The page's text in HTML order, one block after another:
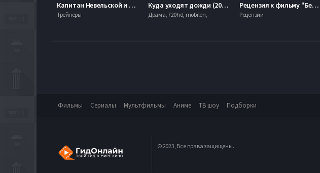
Капитан Невельской и земли Черного дракона (2026)
Трейлеры
Куда уходят дожди (2016)
Драма, 720hd, mobilen,
Рецензия к фильму "Бегущий в лабиринте 2" 2015
Рецензии
Фильмы Сериалы Мультфильмы Аниме ТВ шоу Подборки
© 2023, Все права защищены.